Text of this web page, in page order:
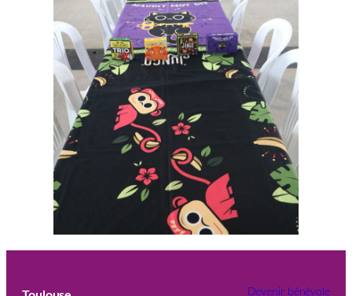
Devenir bénévole